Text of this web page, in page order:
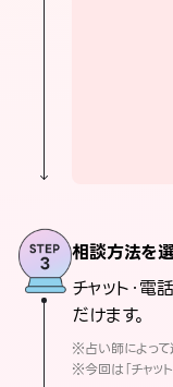
相談方法を
チャット・電
だけます。
※占い師によっ
※今回は「チャッ